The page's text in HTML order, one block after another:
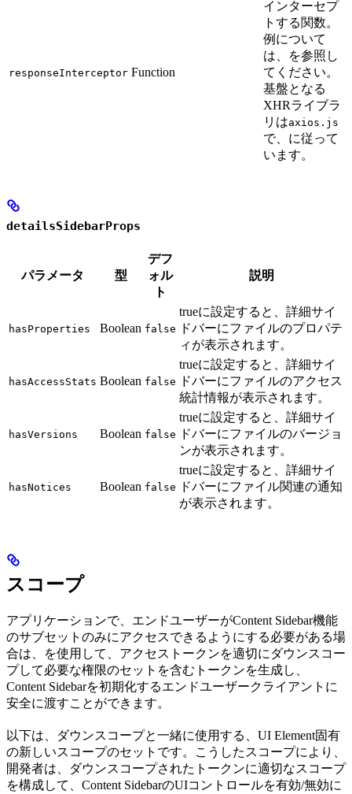
responseInterceptor Function
インターセプ
トする関数。
例について
は、
を参照し
てください。
基盤となる
XHRライブラ
リはaxios.js
で、 に従って
います。
detailsSidebarProps
パラメータ 型
デフ
ォル
ト
説明
hasProperties Boolean false
trueに設定すると、詳細サイ
ドバーにファイルのプロパテ
ィが表示されます。
hasAccessStats Boolean false
trueに設定すると、詳細サイ
ドバーにファイルのアクセス
統計情報が表示されます。
hasVersions Boolean false
trueに設定すると、詳細サイ
ドバーにファイルのバージョ
ンが表示されます。
hasNotices Boolean false
trueに設定すると、詳細サイ
ドバーにファイル関連の通知
が表示されます。
スコープ
アプリケーションで、エンドユーザーがContent Sidebar機能
のサブセットのみにアクセスできるようにする必要がある場
合は、
を使用して、アクセストークンを適切にダウンスコー
プして必要な権限のセットを含むトークンを生成し、
Content Sidebarを初期化するエンドユーザークライアントに
安全に渡すことができます。
以下は、ダウンスコープと一緒に使用する、UI Element固有
の新しいスコープのセットです。こうしたスコープにより、
開発者は、ダウンスコープされたトークンに適切なスコープ
を構成して、Content SidebarのUIコントロールを有効/無効に